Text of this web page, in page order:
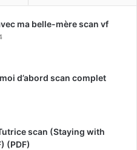
ma belle-mère scan vf
d’abord scan complet
scan (Staying with
(PDF)